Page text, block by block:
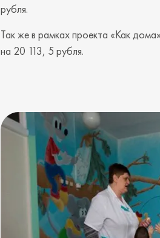
рубля.
Так же в рамках проекта «Как
на 20 113, 5 рубля.